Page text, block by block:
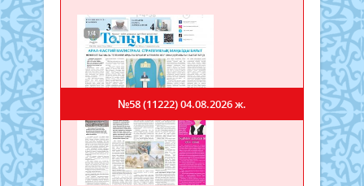
№58 (11222)04.08.2026 ж.